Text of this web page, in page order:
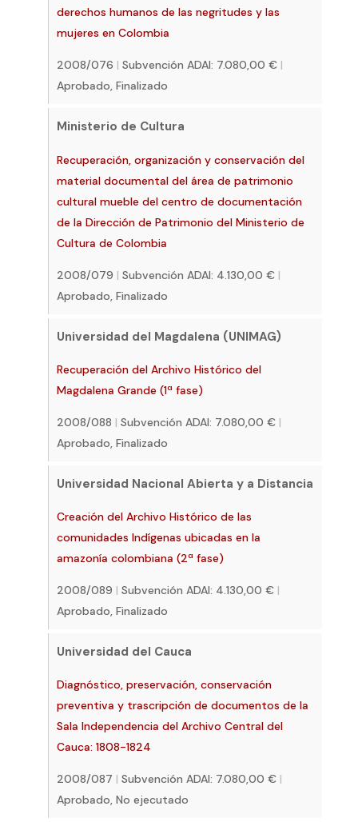
derechos humanos de las negritudes y las
mujeres en Colombia
2008/076 | Subvención ADAI: 7.080,00 € |
Aprobado, Finalizado
Ministerio de Cultura
Recuperación, organización y conservación del
material documental del área de patrimonio
cultural mueble del centro de documentación
de la Dirección de Patrimonio del Ministerio de
Cultura de Colombia
2008/079 | Subvención ADAI: 4.130,00 € |
Aprobado, Finalizado
Universidad del Magdalena (UNIMAG)
Recuperación del Archivo Histórico del
Magdalena Grande (1ª fase)
2008/088 | Subvención ADAI: 7.080,00 € |
Aprobado, Finalizado
Universidad Nacional Abierta y a Distancia
Creación del Archivo Histórico de las
comunidades Indígenas ubicadas en la
amazonía colombiana (2ª fase)
2008/089 | Subvención ADAI: 4.130,00 € |
Aprobado, Finalizado
Universidad del Cauca
Diagnóstico, preservación, conservación
preventiva y trascripción de documentos de la
Sala Independencia del Archivo Central del
Cauca: 1808-1824
2008/087 | Subvención ADAI: 7.080,00 € |
Aprobado, No ejecutado